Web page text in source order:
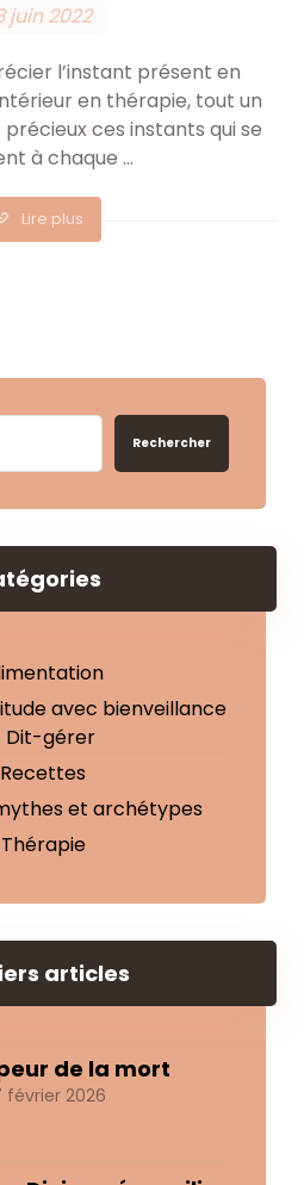
juin 2022
l’instant présent en
en thérapie, tout un
ces instants qui se
à chaque ...
Lire plus
Rechercher
avec bienveillance
Dit-gérer
Recettes
et archétypes
Thérapie
articles
de la mort
février 2026